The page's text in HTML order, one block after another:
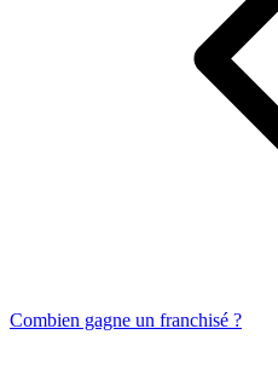
Combien gagne un franchisé ?